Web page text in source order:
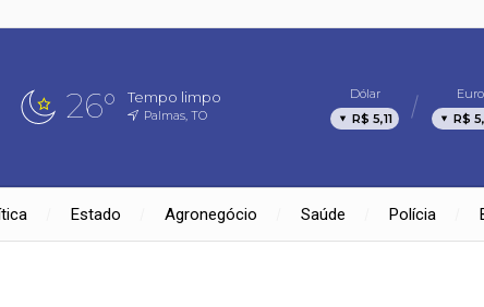
26° Tempo limpo
Palmas, TO
Dólar
R$ 5,11
Euro
R$
Estado Agronegócio Saúde Polícia